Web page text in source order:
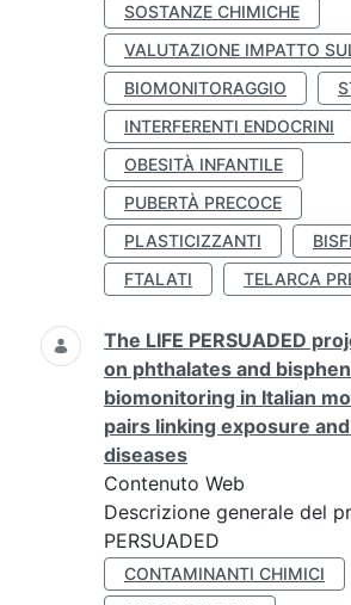
SOSTANZE CHIMICHE
VALUTAZIONE IMPATTO
BIOMONITORAGGIO
INTERFERENTI ENDOCRINI
OBESITÀ INFANTILE
PUBERTÀ PRECOCE
PLASTICIZZANTI
FTALATI
TELARCA
The LIFE PERSUADED
on phthalates and
biomonitoring in Italian
pairs linking exposure
diseases
Contenuto Web
Descrizione generale del
PERSUADED
CONTAMINANTI CHIMICI